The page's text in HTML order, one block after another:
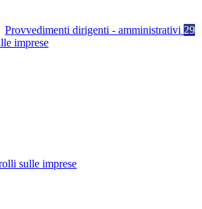
Provvedimenti dirigenti - amministrativi 29
imprese
sulle imprese